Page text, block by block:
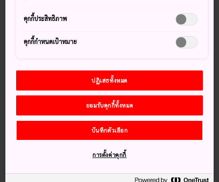
ทานอาหารร่วมกับชาวเมืองในอุระนัมบะ
อาหารต้นตำรับนานาชนิดที่วางขายที่ตลาดคุรุมงอิ
วิธีการการเดินทาง
ขึ้นรถไฟใต้ดินสายมิโดสุจิไปยังสถานีนัมบะ
จากสนามบินนานาชาติคันไซ ขึ้นรถไฟสายนันไคไปยังสถานี
สำรวจญี่ปุ่นยุคก่อนสมัยใหม่
คุกกี้ประสิทธิภาพ
คุกกี้กำหนดเป้าหมาย
ปฏิเสธทั้งหมด
ยอมรับคุกกี้ทั้งหมด
บันทึกตัวเลือก
การตั้งค่าคุกกี้